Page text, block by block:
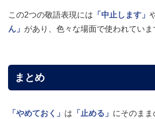
この2つの敬語表現には 「中止します」
ん」 があり、色々な場面で使われていま
まとめ
「やめておく」 は 「止める」 にそのま